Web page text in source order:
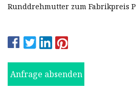
Runddrehmutter zum Fabrikpreis P
Anfrage absenden